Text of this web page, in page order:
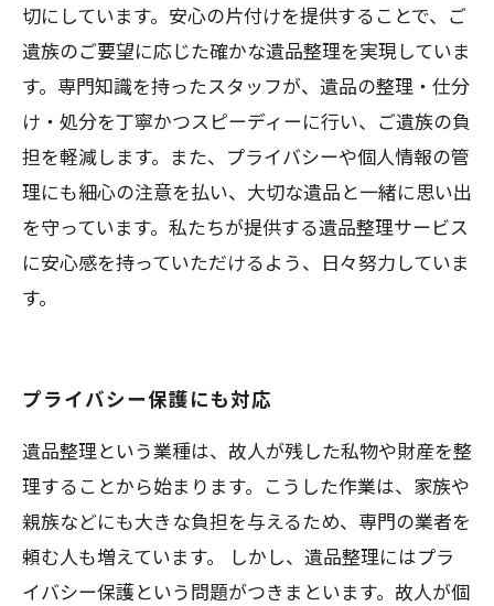
切にしています。安心の片付けを提供することで、ご
遺族のご要望に応じた確かな遺品整理を実現していま
す。専門知識を持ったスタッフが、遺品の整理・仕分
け・処分を丁寧かつスピーディーに行い、ご遺族の負
担を軽減します。また、プライバシーや個人情報の管
理にも細心の注意を払い、大切な遺品と一緒に思い出
を守っています。私たちが提供する遺品整理サービス
に安心感を持っていただけるよう、日々努力していま
す。
プライバシー保護にも対応
遺品整理という業種は、故人が残した私物や財産を整
理することから始まります。こうした作業は、家族や
親族などにも大きな負担を与えるため、専門の業者を
頼む人も増えています。 しかし、遺品整理にはプラ
イバシー保護という問題がつきまといます。故人が個